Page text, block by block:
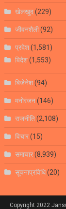
खेलखुद(229)
जीवनशैली(92)
प्रदेश(1,581)
बिदेश(1,553)
बिजेनेश(94)
मनोरंजन(146)
राजनीति(2,108)
विचार(15)
समाचार(8,939)
सूचनाप्रविधि(20)
Copyright 2022